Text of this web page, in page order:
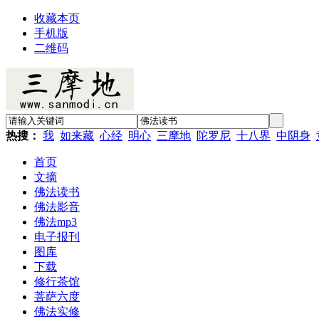
收藏本页
手机版
二维码
热搜： 我 如来藏 心经 明心 三摩地 陀罗尼 十八界 中阴身
首页
文摘
佛法读书
佛法影音
佛法mp3
电子报刊
图库
下载
修行茶馆
菩萨六度
佛法实修